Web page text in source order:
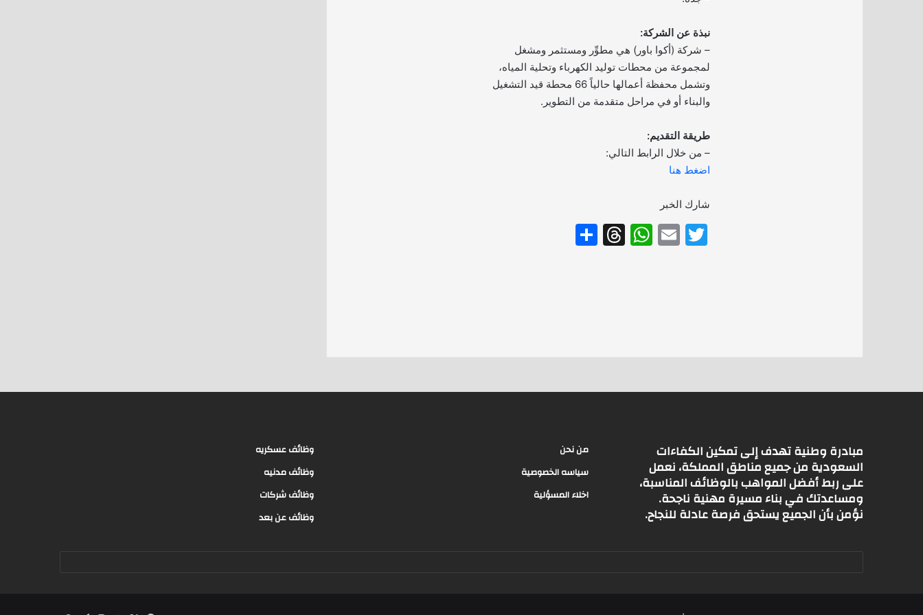
نبذة عن الشركة:
– شركة (أكوا باور) هي مطوِّر ومستثمر ومشغل
لمجموعة من محطات توليد الكهرباء وتحلية المياه،
وتشمل محفظة أعمالها حالياً 66 محطة قيد التشغيل
والبناء أو في مراحل متقدمة من التطوير.
طريقة التقديم:
– من خلال الرابط التالي:
اضغط هنا
شارك الخبر
T
E
W
T
S
مبادرة وطنية تهدف إلى تمكين الكفاءات
السعودية من جميع مناطق المملكة، نعمل
على ربط أفضل المواهب بالوظائف المناسبة،
ومساعدتك في بناء مسيرة مهنية ناجحة.
نؤمن بأن الجميع يستحق فرصة عادلة للنجاح.
من نحن
سياسه الخصوصية
اخلاء المسؤلية
وظائف عسكريه
وظائف مدنيه
وظائف شركات
وظائف عن بعد